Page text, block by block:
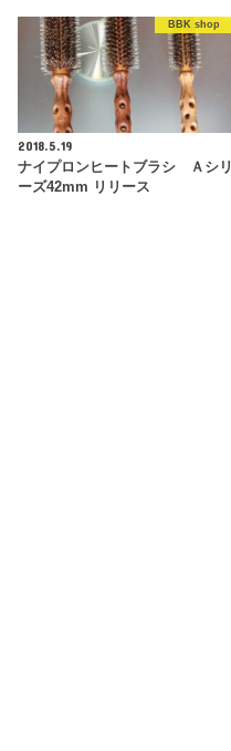
BBK shop
2018.5.19
ナイプロンヒートブラシ Ａシリ
ーズ42mm リリース